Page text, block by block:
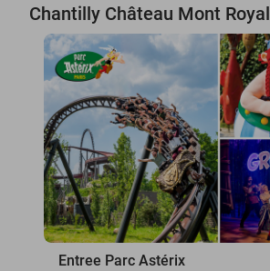
Chantilly Château Mont Royal
Entree Parc Astérix